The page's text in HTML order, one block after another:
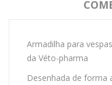
Armadilha para
da Véto-pharma
Desenhada de forma